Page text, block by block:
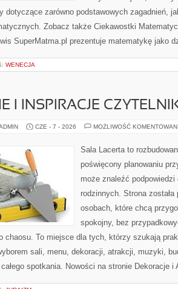
dotyczące zarówno podstawowych zagadnień,
Zobacz także Ciekawostki
SuperMatma.pl prezentuje matematykę jako
WENECJA
I INSPIRACJE
CZE - 7 - 2026 MOŻLIWOŚĆ
Sala Lacerta to
poświęcony planowaniu
może znaleźć
rodzinnych. Strona
osobach, które chcą
spokojny, bez
chaosu. To miejsce dla tych, którzy szukają
sali, menu, dekoracji, atrakcji, muzyki,
spotkania. Nowości na stronie Dekoracje